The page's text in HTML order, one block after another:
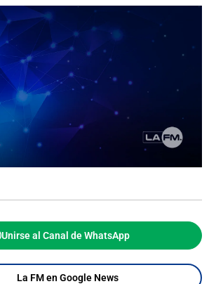
Unirse al Canal de WhatsApp
La FM en Google News